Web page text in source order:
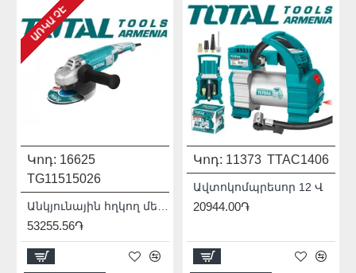
ԱՌԿԱ ՉԷ
Կոդ: 16625
TG11515026
53255.56֏
Կոդ: 11373 TTAC1406
Ավտոկոմպրեսոր 12 Վ
20944.00֏